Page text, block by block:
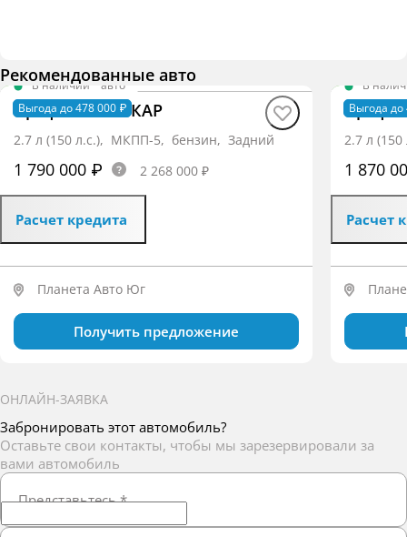
Рекомендованные авто
Выгода до 478 000 ₽
В наличии·авто
Профи BASE ИКАР
2.7 л (150 л.с.), МКПП-5, бензин, Задний
1 790 000 ₽ 2 268 000 ₽
Расчет кредита
Планета Авто Юг
Получить предложение
Выгода до
В
Профи
2.7 л
1 870
Расчет
ОНЛАЙН-ЗАЯВКА
Забронировать этот автомобиль?
Оставьте свои контакты, чтобы мы зарезервировали за
вами автомобиль
Представьтесь*